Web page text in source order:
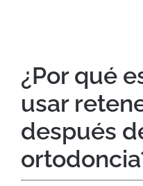
¿Por qué
usar
después